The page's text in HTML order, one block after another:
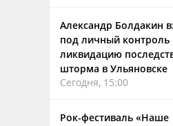
Александр Болдакин
под личный контроль
ликвидацию
шторма в Ульяновске
Сегодня, 15:00
Рок-фестиваль «Наше